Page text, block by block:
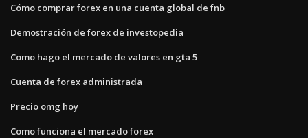
Cómo comprar forex en una cuenta global de fnb
Demostración de forex de investopedia
Como hago el mercado de valores en gta 5
Cuenta de forex administrada
Precio omg hoy
Como funciona el mercado forex